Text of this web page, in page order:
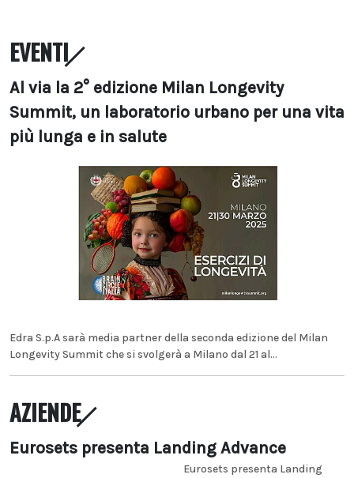
EVENTI
Al via la 2° edizione Milan Longevity
Summit, un laboratorio urbano per una vita
più lunga e in salute
Edra S.p.A sarà media partner della seconda edizione del Milan
Longevity Summit che si svolgerà a Milano dal 21 al...
AZIENDE
Eurosets presenta Landing Advance
Eurosets presenta Landing